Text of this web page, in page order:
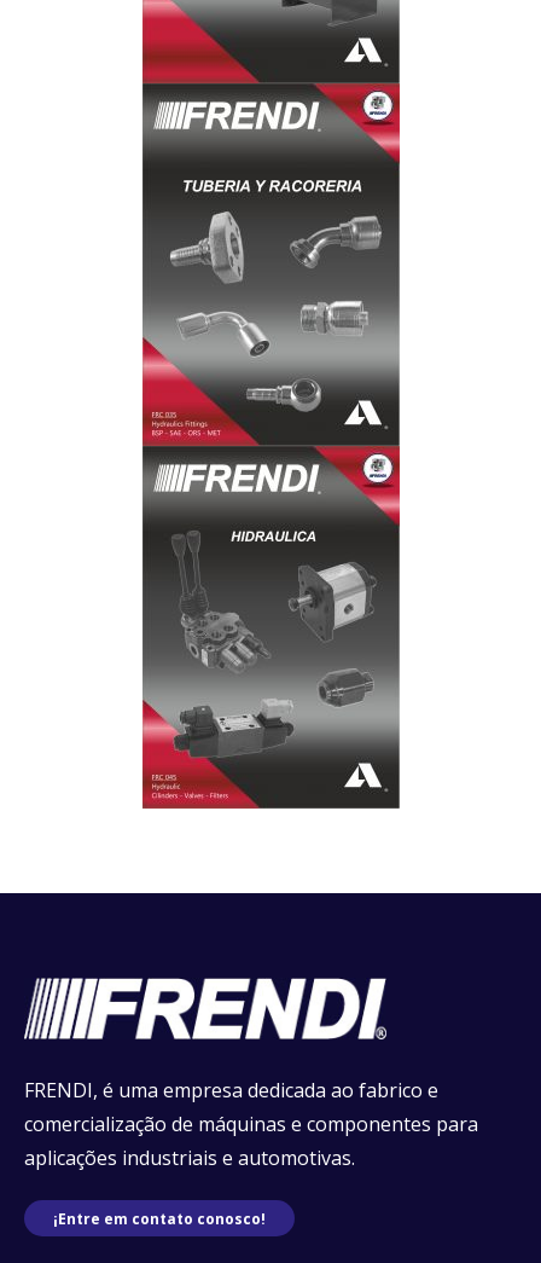
FRENDI, é uma empresa dedicada ao fabrico e
comercialização de máquinas e componentes para
aplicações industriais e automotivas.
¡Entre em contato conosco!